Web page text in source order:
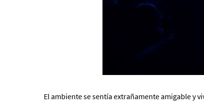
El ambiente se sentía extrañamente amigable y